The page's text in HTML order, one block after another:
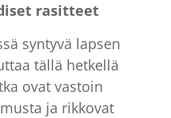
rasitteet
syntyvä lapsen
tällä hetkellä
ovat vastoin
ja rikkovat